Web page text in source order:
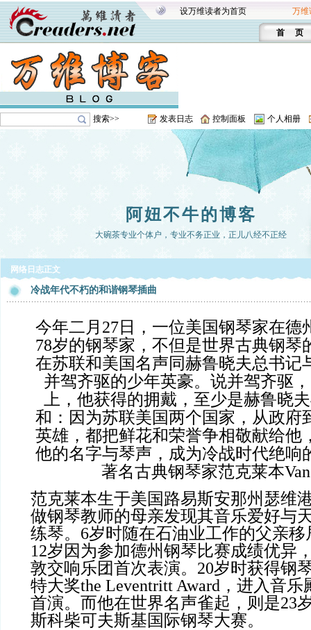
设万维读者为首页 万维
首 页
搜索>> 发表日志 控制面板 个人相册
阿妞不牛的博客
大碗茶专业个体户，专业不务正业，正儿八经不正经
网络日志正文
冷战年代不朽的和谐钢琴插曲
今年二月 27日，一位美国钢琴家在德
78岁的钢琴家，不但是世界古典钢琴
在苏联和美国名声同赫鲁晓夫总书记
并驾齐驱的少年英豪。说并驾齐驱
上，他获得的拥戴，至少是赫鲁晓
和：因为苏联美国两个国家，从政府
英雄，都把鲜花和荣誉争相敬献给他
他的名字与琴声，成为冷战时代绝响
著名古典钢琴家范克莱本
范克莱本生于美国路易斯安那州瑟维
做钢琴教师的母亲发现其音乐爱好与
练琴。 6岁时随在石油业工作的父亲
12岁因为参加德州钢琴比赛成绩优异
敦交响乐团首次表演。 20岁时获得钢
特大奖the Leventritt Award ，进入音
首演。而他在世界名声雀起，则是23
斯科柴可夫斯基国际钢琴大赛。